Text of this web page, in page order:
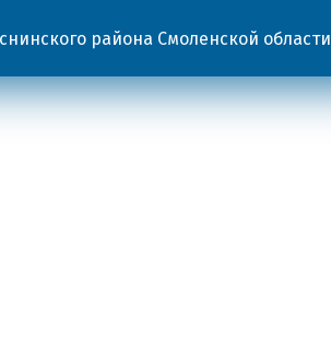
района Смоленской области